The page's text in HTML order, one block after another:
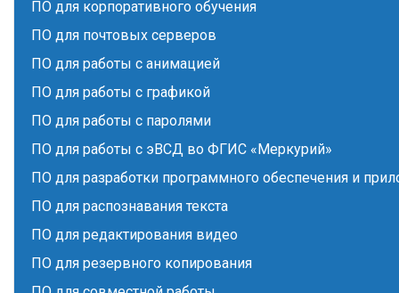
ПО для корпоративного обучения
ПО для почтовых серверов
ПО для работы с анимацией
ПО для работы с графикой
ПО для работы с паролями
ПО для работы с эВСД во ФГИС «Меркурий»
ПО для разработки программного обеспечения и
ПО для распознавания текста
ПО для редактирования видео
ПО для резервного копирования